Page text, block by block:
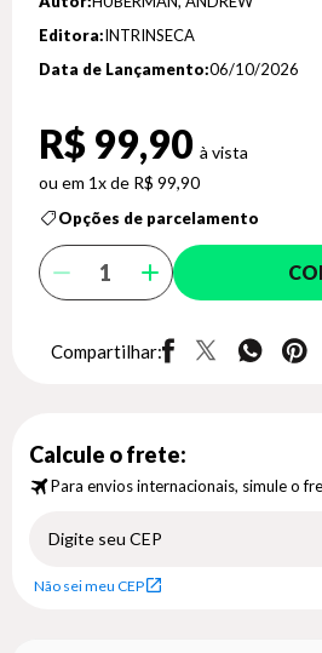
Editora:INTRINSECA
Data de Lançamento:06/10/2026
R$ 99,90
1x de R$ 99,90
Opções de parcelamento
Compartilhar:
Calcule o frete:
Para envios internacionais, simule o
Não sei meu CEP